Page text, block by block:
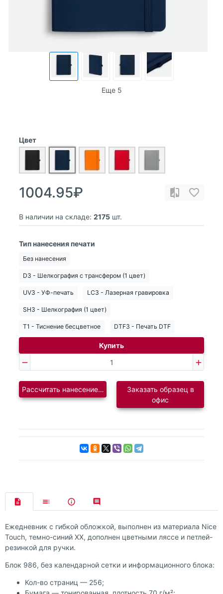
Еще 5
Цвет
1004.95₽
В наличии на складе: 2175 шт.
Тип нанесения печати
Без нанесения
D3 - Шелкография с трансфером (1 цвет)
UV3 - УФ-печать LC3 - Лазерная гравировка
SH3 - Шелкография (1 цвет)
T1 - Тиснение бесцветное DTF3 - Печать DTF
Купить
Рассчитать нанесение логотипаЗаказать образец в
офис
Ежедневник с гибкой обложкой, выполнен из материала Nice
Touch, темно-синий ХХ, дополнен цветными ляссе и петлей-
резинкой для ручки.
Блок 986, без календарной сетки и информационного блока:
Кол-во страниц — 256;